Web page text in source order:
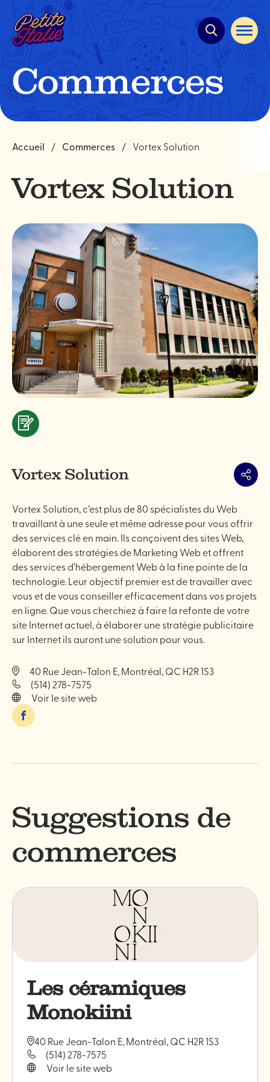
Navigation
rapide
Ouvrir
la
du
site
Commerces
Accueil Commerces Vortex Solution
Vortex Solution
Services
Vortex Solution
Vortex Solution, c’est plus de 80 spécialistes du Web
travaillant à une seule et même adresse pour vous offrir
des services clé en main. Ils conçoivent des sites Web,
élaborent des stratégies de Marketing Web et offrent
des services d’hébergement Web à la fine pointe de la
technologie. Leur objectif premier est de travailler avec
vous et de vous conseiller efficacement dans vos projets
en ligne. Que vous cherchiez à faire la refonte de votre
site Internet actuel, à élaborer une stratégie publicitaire
sur Internet ils auront une solution pour vous.
40 Rue Jean-Talon E, Montréal, QC H2R 1S3
(514) 278-7575
Voir le site web
Facebook
Suggestions de
commerces
Les céramiques
Monokiini
40 Rue Jean-Talon E, Montréal, QC H2R 1S3
(514) 278-7575
Voir le site web